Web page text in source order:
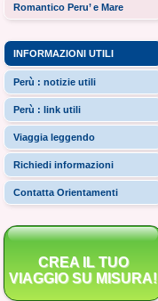
Romantico Peru’ e Mare
INFORMAZIONI UTILI
Perù : notizie utili
Perù : link utili
Viaggia leggendo
Richiedi informazioni
Contatta Orientamenti
CREA IL TUO
VIAGGIO SU MISURA!